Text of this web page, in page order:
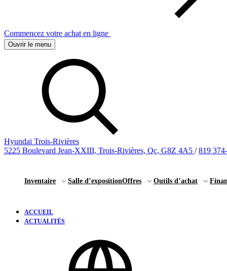
Commencez votre achat en ligne
Ouvrir le menu
Hyundai Trois-Rivières
5225 Boulevard Jean-XXIII, Trois-Rivières, Qc, G8Z 4A5 / 819
Inventaire Salle d’expositionOffres Outils d’achat
ACCUEIL
ACTUALITÉS